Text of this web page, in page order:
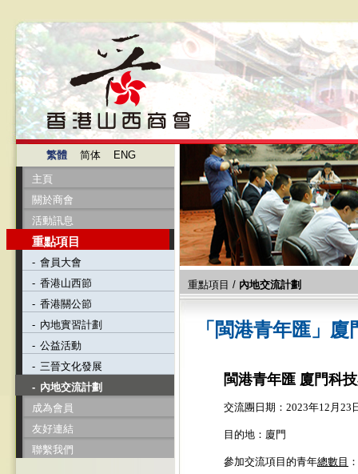
繁體 简体
ENG
主頁
關於商會
活動訊息
重點項目
- 會員大會
- 香港山西節
- 香港關公節
- 內地實習計劃
- 公益活動
- 三晉文化發展
- 內地交流計劃
成為會員
友好連結
聯繫我們
重點項目 / 內地交流計劃
「閩港青年匯」
閩港青年匯 廈門科
交流團日期：2023年12月23
目的地：廈門
參加交流項目的青年總數目 ：